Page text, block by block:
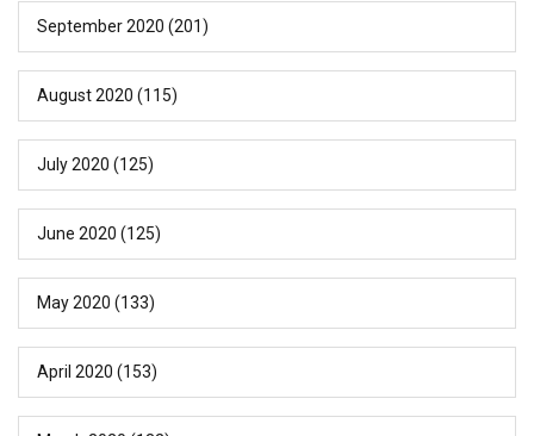
September 2020 (201)
August 2020 (115)
July 2020 (125)
June 2020 (125)
May 2020 (133)
April 2020 (153)